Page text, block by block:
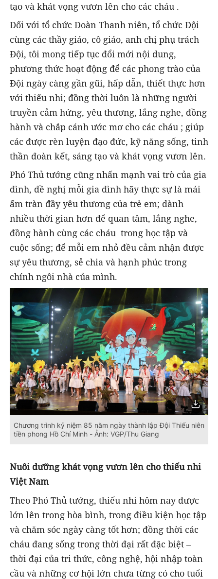
tạo và khát vọng vươn lên cho các cháu .
Đối với tổ chức Đoàn Thanh niên, tổ chức Đội
cùng các thầy giáo, cô giáo, anh chị phụ trách
Đội, tôi mong tiếp tục đổi mới nội dung,
phương thức hoạt động để các phong trào của
Đội ngày càng gần gũi, hấp dẫn, thiết thực hơn
với thiếu nhi; đồng thời luôn là những người
truyền cảm hứng, yêu thương, lắng nghe, đồng
hành và chắp cánh ước mơ cho các cháu ; giúp
các được rèn luyện đạo đức, kỹ năng sống, tinh
thần đoàn kết, sáng tạo và khát vọng vươn lên.
Phó Thủ tướng cũng nhấn mạnh vai trò của gia
đình, đề nghị mỗi gia đình hãy thực sự là mái
ấm tràn đầy yêu thương của trẻ em; dành
nhiều thời gian hơn để quan tâm, lắng nghe,
đồng hành cùng các cháu trong học tập và
cuộc sống; để mỗi em nhỏ đều cảm nhận được
sự yêu thương, sẻ chia và hạnh phúc trong
chính ngôi nhà của mình.
Chương trình kỷ niệm 85 năm ngày thành lập Đội Thiếu niên
tiền phong Hồ Chí Minh - Ảnh: VGP/Thu Giang
Nuôi dưỡng khát vọng vươn lên cho thiếu nhi
Việt Nam
Theo Phó Thủ tướng, thiếu nhi hôm nay được
lớn lên trong hòa bình, trong điều kiện học tập
và chăm sóc ngày càng tốt hơn; đồng thời các
cháu đang sống trong thời đại rất đặc biệt –
thời đại của tri thức, công nghệ, hội nhập toàn
cầu và những cơ hội lớn chưa từng có cho tuổi